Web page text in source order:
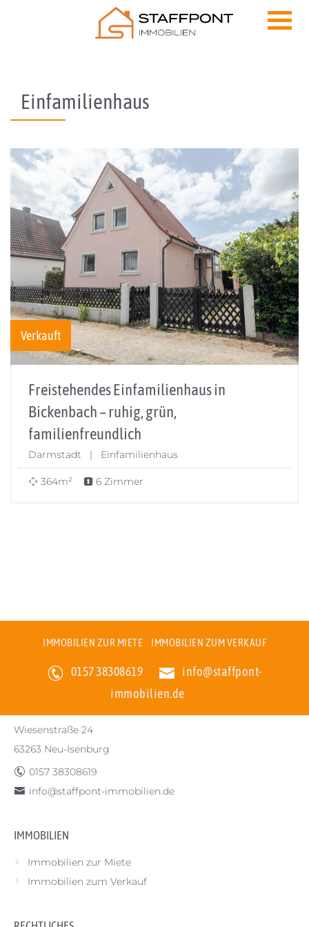
Einfamilienhaus
Verkauft
Freistehendes Einfamilienhaus in
Bickenbach – ruhig, grün,
familienfreundlich
Darmstadt | Einfamilienhaus
364m² 6 Zimmer
IMMOBILIEN ZUR MIETE IMMOBILIEN ZUM VERKAUF
0157 38308619
info@staffpont-
immobilien.de
STAFFPONT-IMMOBILIEN
Wiesenstraße 24
63263 Neu-Isenburg
0157 38308619
info@staffpont-immobilien.de
IMMOBILIEN
Immobilien zur Miete
Immobilien zum Verkauf